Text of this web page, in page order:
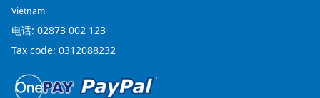
Vietnam
电话: 02873 002 123
Tax code: 0312088232